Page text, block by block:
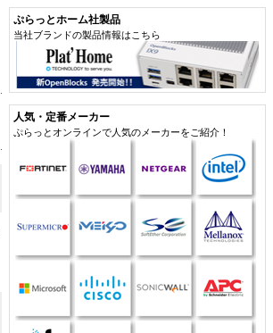
ぷらっとホーム社製品
当社ブランドの製品情報はこちら
人気・定番メーカー
ぷらっとオンラインで人気のメーカーをご紹介！